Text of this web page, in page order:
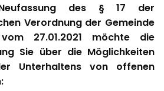
des § 17 der
Verordnung der Gemeinde
27.01.2021 möchte die
Sie über die Möglichkeiten
Unterhaltens von offenen